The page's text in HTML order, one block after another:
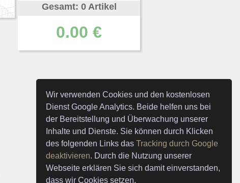
Wir verwenden Cookies und den kostenlosen
Dienst Google Analytics. Beide helfen uns bei
der Bereitstellung und Überwachung unserer
Inhalte und Dienste. Sie können durch Klicken
des folgenden Links dasTracking durch Google
deaktivieren. Durch die Nutzung unserer
Webseite erklären Sie sich damit einverstanden,
dass wir Cookies setzen.
Gesamt: 0 Artikel
0.00 €